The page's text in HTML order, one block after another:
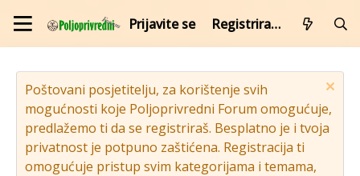
Prijavite se Registrirajte se
Poštovani posjetitelju, za korištenje svih
mogućnosti koje Poljoprivredni Forum omogućuje,
predlažemo ti da se registriraš. Besplatno je i tvoja
privatnost je potpuno zaštićena. Registracija ti
omogućuje pristup svim kategorijama i temama,